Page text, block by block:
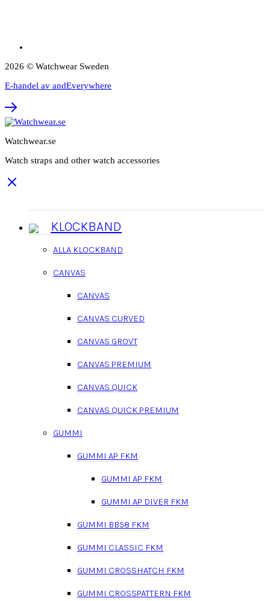
2026 © Watchwear Sweden
E-handel av andEverywhere
Watchwear.se
Watch straps and other watch accessories
KLOCKBAND
ALLA KLOCKBAND
CANVAS
CANVAS
CANVAS CURVED
CANVAS GROVT
CANVAS PREMIUM
CANVAS QUICK
CANVAS QUICK PREMIUM
GUMMI
GUMMI AP FKM
GUMMI AP FKM
GUMMI AP DIVER FKM
GUMMI BB58 FKM
GUMMI CLASSIC FKM
GUMMI CROSSHATCH FKM
GUMMI CROSSPATTERN FKM